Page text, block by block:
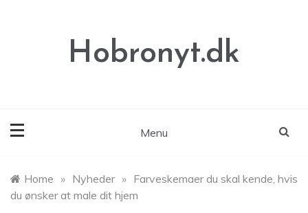
Hobronyt.dk
Menu
Home » Nyheder » Farveskemaer du skal kende, hvis
du ønsker at male dit hjem